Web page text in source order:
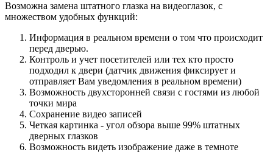
Возможна замена штатного глазка на видеоглазок, с
множеством удобных функций:
Информация в реальном времени о том что происходит
перед дверью.
Контроль и учет посетителей или тех кто просто
подходил к двери (датчик движения фиксирует и
отправляет Вам уведомления в реальном времени)
Возможность двухсторонней связи с гостями из любой
точки мира
Сохранение видео записей
Четкая картинка - угол обзора выше 99% штатных
дверных глазков
Возможность видеть изображение даже в темноте